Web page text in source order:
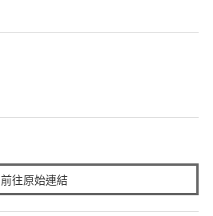
前往原始連結